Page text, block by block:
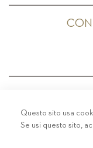
PRIVACY-
Questo sito usa
Se usi questo sito,